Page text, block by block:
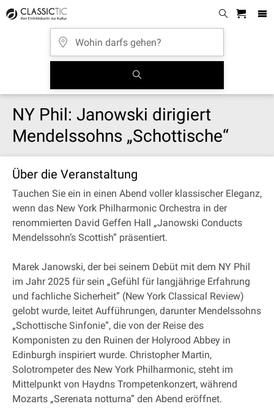
NY Phil: Janowski dirigiert
Mendelssohns „Schottische“
Über die Veranstaltung
Tauchen Sie ein in einen Abend voller klassischer Eleganz,
wenn das New York Philharmonic Orchestra in der
renommierten David Geffen Hall „Janowski Conducts
Mendelssohn’s Scottish” präsentiert.
Marek Janowski, der bei seinem Debüt mit dem NY Phil
im Jahr 2025 für sein „Gefühl für langjährige Erfahrung
und fachliche Sicherheit” (New York Classical Review)
gelobt wurde, leitet Aufführungen, darunter Mendelssohns
„Schottische Sinfonie”, die von der Reise des
Komponisten zu den Ruinen der Holyrood Abbey in
Edinburgh inspiriert wurde. Christopher Martin,
Solotrompeter des New York Philharmonic, steht im
Mittelpunkt von Haydns Trompetenkonzert, während
Mozarts „Serenata notturna” den Abend eröffnet.